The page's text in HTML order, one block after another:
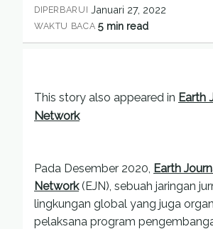
DIPERBARUI Januari 27, 2022
WAKTU BACA 5 min read
This story also appeared in Earth
Network
Pada Desember 2020, Earth
Network(EJN), sebuah jaringan
lingkungan global yang juga
pelaksana program